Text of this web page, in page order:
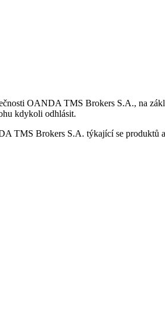
OANDA TMS Brokers S.A., na
kdykoli odhlásit.
TMS Brokers S.A. týkající se produktů